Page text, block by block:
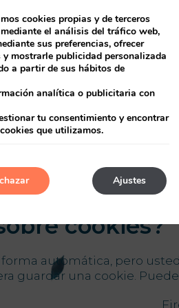
del servicio.
de
que presta al propietario
almacenado cookies
cookies?
automática, pero
guardar una cookie.
cookies propias y de terceros
el análisis del tráfico web,
sus preferencias, ofrecer
y mostrarle publicidad personalizada
a partir de sus hábitos de
analítica o publicitaria con
tu consentimiento y encontrar
que utilizamos.
Ajustes